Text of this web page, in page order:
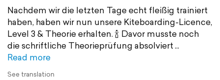
Nachdem wir die letzten Tage echt fleißig trainiert
haben, haben wir nun unsere Kiteboarding-Licence,
Level 3 & Theorie erhalten. 🍾 Davor musste noch
die schriftliche Theorieprüfung absolviert
Read more
See translation